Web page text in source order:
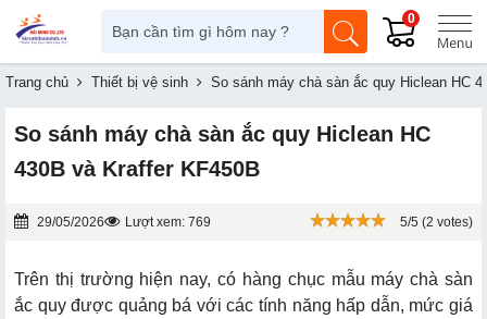
0
Trang chủ Thiết bị vệ sinh So sánh máy chà sàn ắc quy Hiclean HC
So sánh máy chà sàn ắc quy Hiclean HC
430B và Kraffer KF450B
29/05/2026 Lượt xem: 769 5/5 (2 votes)
Trên thị trường hiện nay, có hàng chục mẫu máy chà sàn
ắc quy được quảng bá với các tính năng hấp dẫn, mức giá